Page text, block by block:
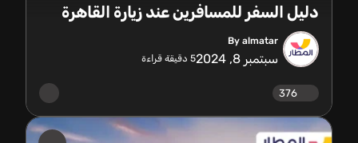
دليل السفر للمسافرين عند زيارة القاهرة
By almatar
سبتمبر 8, 2024 5 دقيقة قراءة
376